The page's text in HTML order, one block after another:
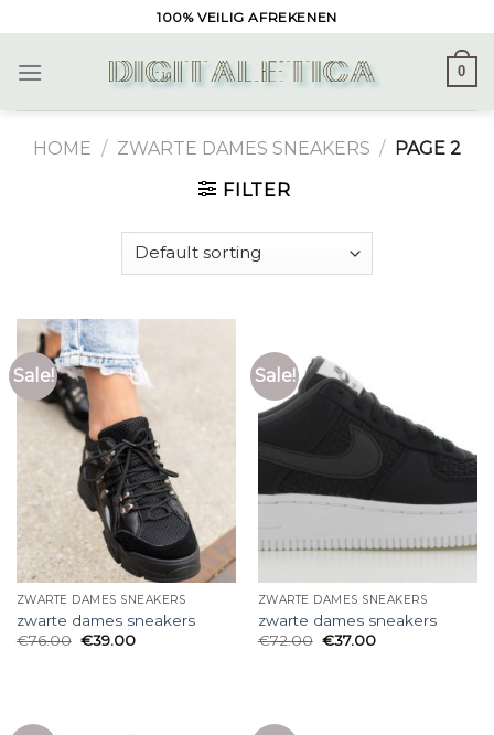
to
content
100% VEILIG AFREKENEN
0
HOME / ZWARTE DAMES SNEAKERS / PAGE 2
FILTER
Sale!
ZWARTE DAMES SNEAKERS
zwarte dames sneakers
€76.00 €39.00
Sale!
ZWARTE DAMES SNEAKERS
zwarte dames sneakers
€72.00 €37.00